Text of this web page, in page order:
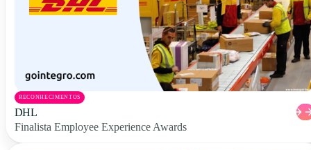
RECONHECIMENTOS
DHL
Finalista Employee Experience Awards